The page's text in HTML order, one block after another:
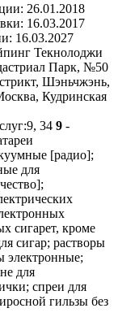
26.01.2018
16.03.2017
16.03.2027
Текнолоджи
Парк, №50
Шэньчжэнь,
Кудринская
9, 34 9 -
[радио];
для
сигарет, кроме
сигар; растворы
электронные;
для
спреи для
гильзы без